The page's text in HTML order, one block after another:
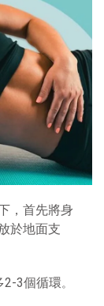
，首先將身
於地面支
2-3個循環。